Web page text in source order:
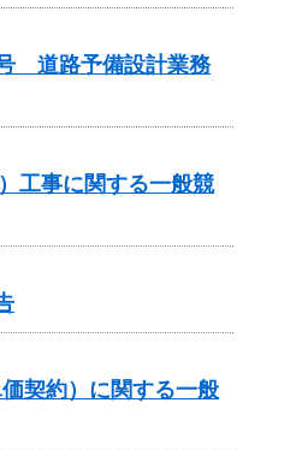
号 道路予備設計業務
工事に関する一般競
契約）に関する一般